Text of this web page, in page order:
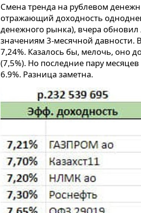
Смена тренда на рублевом
отражающий доходность
денежного рынка), вчера
значениям 3-месячной давности.
7,24%. Казалось бы, мелочь, оно
(7,5%). Но последние пару
6.9%. Разница заметна.